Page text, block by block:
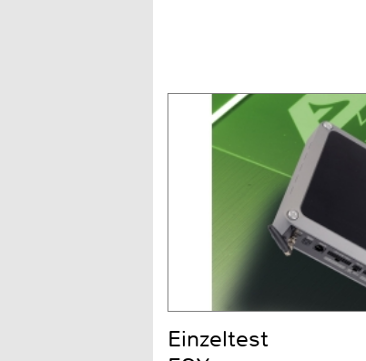
Einzeltest